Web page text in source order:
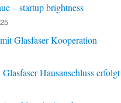
– startup brightness
Glasfaser Kooperation
Hausanschluss erfolgt